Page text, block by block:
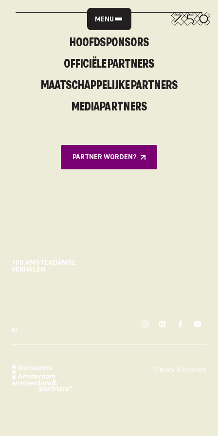
MENU
HOOFDSPONSORS
OFFICIËLE PARTNERS
MAATSCHAPPELIJKE PARTNERS
MEDIAPARTNERS
PARTNER WORDEN?
750 AMSTERDAMSE
VERHALEN
SELECTEER TAAL
NL instagram
linkedinfacebook
Privacy & Cookies